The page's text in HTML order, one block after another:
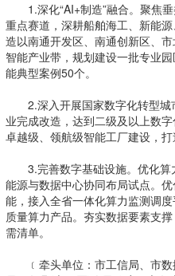
1.深化“AI+制造”融合。聚焦垂
重点赛道，深耕船舶海工、新能
造以南通开发区、南通创新区、
智能产业带，规划建设一批专业
能典型案例50个。
2.深入开展国家数字化转型城
业完成改造，达到二级及以上数
卓越级、领航级智能工厂建设，打
3.完善数字基础设施。优化算
能源与数据中心协同布局试点。
能，接入全省一体化算力监测调
质量算力产品。夯实数据要素支
需清单。
﹝牵头单位：市工信局、市数